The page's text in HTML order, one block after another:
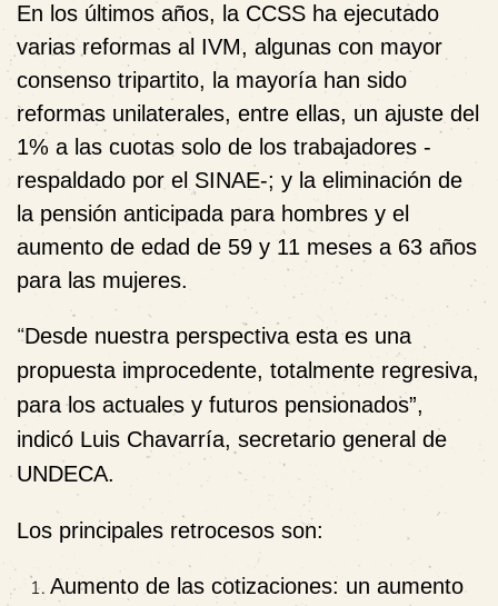
En los últimos años, la CCSS ha ejecutado
varias reformas al IVM, algunas con mayor
consenso tripartito, la mayoría han sido
reformas unilaterales, entre ellas, un ajuste del
1% a las cuotas solo de los trabajadores -
respaldado por el SINAE-; y la eliminación de
la pensión anticipada para hombres y el
aumento de edad de 59 y 11 meses a 63 años
para las mujeres.
“Desde nuestra perspectiva esta es una
propuesta improcedente, totalmente regresiva,
para los actuales y futuros pensionados”,
indicó Luis Chavarría, secretario general de
UNDECA.
Los principales retrocesos son:
Aumento de las cotizaciones: un aumento